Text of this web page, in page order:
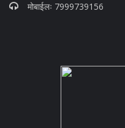
मोबाईलः 7999739156